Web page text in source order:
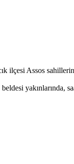
ilçesi Assos
yakınlarında,